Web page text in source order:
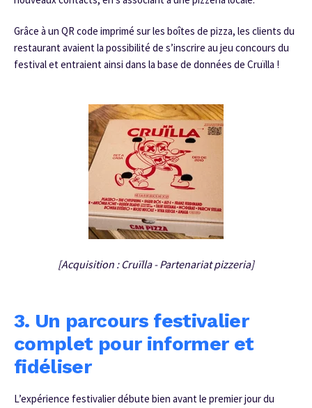
Grâce à un QR code imprimé sur les boîtes de pizza, les clients du
restaurant avaient la possibilité de s’inscrire au jeu concours du
festival et entraient ainsi dans la base de données de Cruïlla !
[Acquisition : Cruïlla - Partenariat pizzeria]
3. Un parcours festivalier
complet pour informer et
fidéliser
L’expérience festivalier débute bien avant le premier jour du